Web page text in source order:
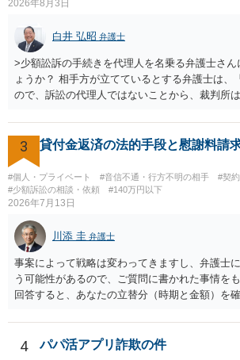
は、貴殿自らが契約を解約したことによって生
求めるものにすぎません。貴殿の仕入先との取
の内部事情は、私に対する返還義務の発生や履
及ぼすものではありません。 これ以上、本件の
せることなく、誠意をもって速やかに返金手続
く求めます。 以上
2026年8月3日
白井 弘昭 弁護士
>少額訟訴の手続きを代理人を名乗る弁護士さん
ょうか？ 相手方が立てているとする弁護士は、
ので、訴訟の代理人ではないことから、裁判所
ている場合は、相手方（被告）の住所で訴状を
代理人が就いていたことを知らせると（訴状の
場合も）、裁判所が当該代理人弁護士に事前連
受任するかを聞いたうえで、受任の意志が明ら
直接被告に送達するのではなく、代理人に訴状
ります。 ラインのやり取りでしか証拠がないと
かではありません。もちろん弁護士（２０万円
に委任するかも疑わしいのですが）も住所は明
う。 何か本人を示す事実（振込先などの情報）
情報を割り出していくしかないように思えます
3 貸付金返済の法的手段と慰謝料請
#個人・プライベート #音信不通・行方不明の相手
#契
#少額訴訟の相談・依頼
#140万円以下
2026年7月13日
川添 圭 弁護士
事案によって戦略は変わってきますし、弁護士
う可能性があるので、ご質問に書かれた事情を
回答すると、あなたの立替分（時期と金額）を
と、もし異議申立てがなされる可能性が高そう
（通常訴訟へ移行する日数分空転する）になり
4 パパ活アプリ詐欺の件